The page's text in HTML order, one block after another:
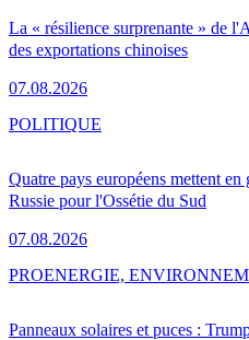
La « résilience surprenante » de
des exportations chinoises
07.08.2026
Quatre pays européens mettent
Russie pour l'Ossétie du Sud
07.08.2026
POLITIQUE
Panneaux solaires et puces :
PROENERGIE,